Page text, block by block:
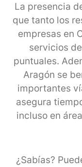
La presencia
que tanto los
empresas en
servicios
puntuales.
Aragón se
importantes
asegura
incluso en
¿Sabías?